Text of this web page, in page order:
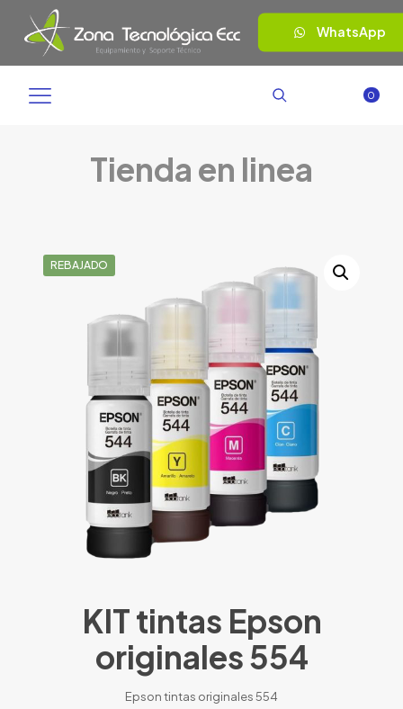
WhatsApp
0
Tienda en linea
REBAJADO
KIT tintas Epson
originales 554
Epson tintas originales 554